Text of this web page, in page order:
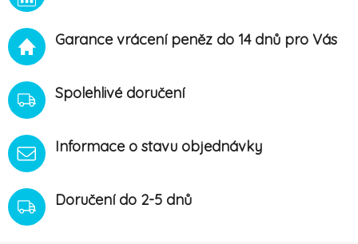
Garance vrácení peněz do 14 dnů pro Vás
Spolehlivé doručení
Informace o stavu objednávky
Doručení do 2-5 dnů